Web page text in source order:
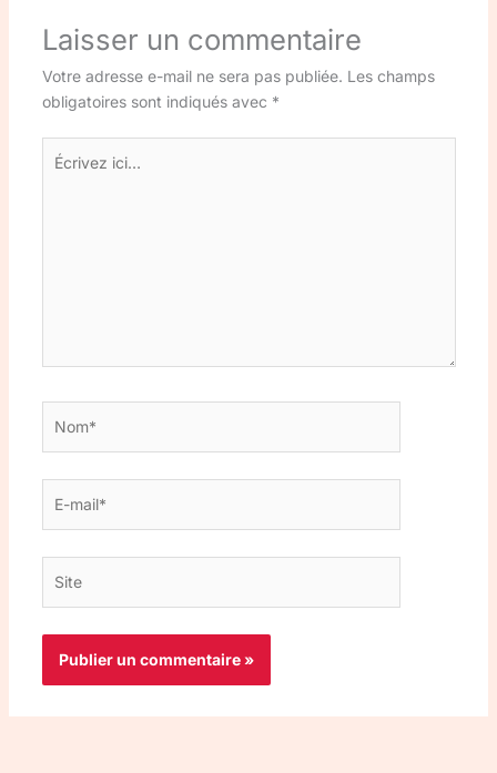
Laisser un commentaire
Votre adresse e-mail ne sera pas publiée. Les champs
obligatoires sont indiqués avec *
Écrivez
ici…
mail*